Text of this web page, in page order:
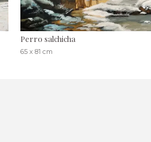
Perro salchicha
65 x 81 cm